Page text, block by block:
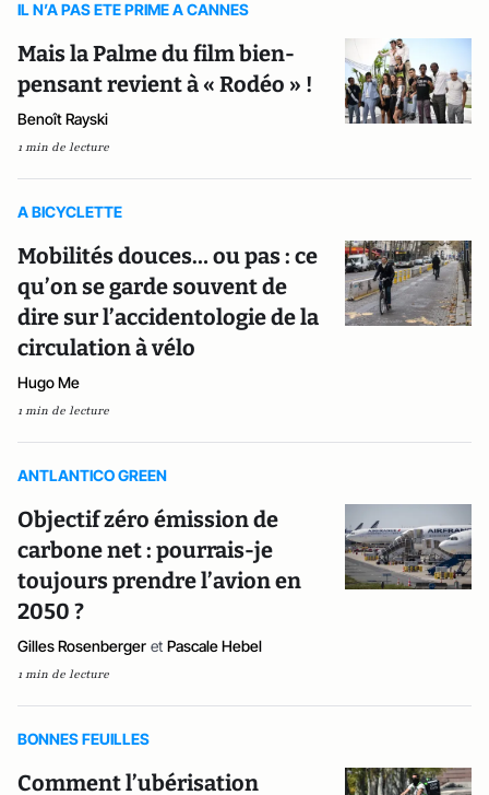
IL N’A PAS ETE PRIME A CANNES
Mais la Palme du film bien-
pensant revient à « Rodéo » !
Benoît Rayski
1 min de lecture
A BICYCLETTE
Mobilités douces… ou pas : ce
qu’on se garde souvent de
dire sur l’accidentologie de la
circulation à vélo
Hugo Me
1 min de lecture
ANTLANTICO GREEN
Objectif zéro émission de
carbone net : pourrais-je
toujours prendre l’avion en
2050 ?
Gilles Rosenberger et Pascale Hebel
1 min de lecture
BONNES FEUILLES
Comment l’ubérisation